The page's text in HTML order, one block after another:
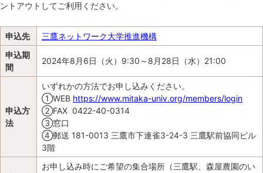
ントアウトしてご利用ください。
申込先
三鷹ネットワーク大学推進機構
申込期
間
2024年8月6日（火）9:30～8月28日（水）21:00
申込方
法
いずれかの方法でお申し込みください。
①WEB https://www.mitaka-univ.org/members/login
②FAX 0422-40-0314
③窓口
④郵送 181-0013 三鷹市下連雀3-24-3 三鷹駅前協同ビル
3階
お申し込み時にご希望の集合場所（三鷹駅、森屋農園のい